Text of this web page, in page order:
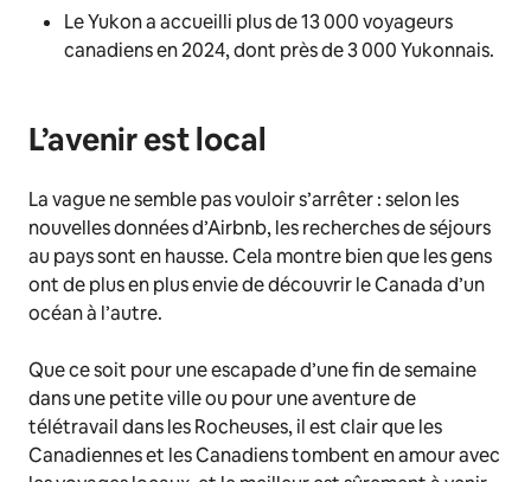
Le Yukon a accueilli plus de 13 000 voyageurs
canadiens en 2024, dont près de 3 000 Yukonnais.
L’avenir est local
La vague ne semble pas vouloir s’arrêter : selon les
nouvelles données d’Airbnb, les recherches de séjours
au pays sont en hausse. Cela montre bien que les gens
ont de plus en plus envie de découvrir le Canada d’un
océan à l’autre.
Que ce soit pour une escapade d’une fin de semaine
dans une petite ville ou pour une aventure de
télétravail dans les Rocheuses, il est clair que les
Canadiennes et les Canadiens tombent en amour avec